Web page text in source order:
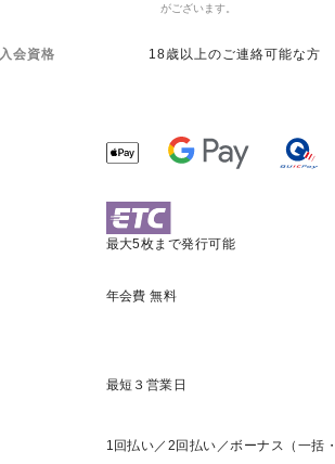
がございます。
入会資格 18歳以上のご連絡可能な方
最大5枚まで発行可能
年会費 無料
最短３営業日
1回払い／2回払い／ボーナス（一括